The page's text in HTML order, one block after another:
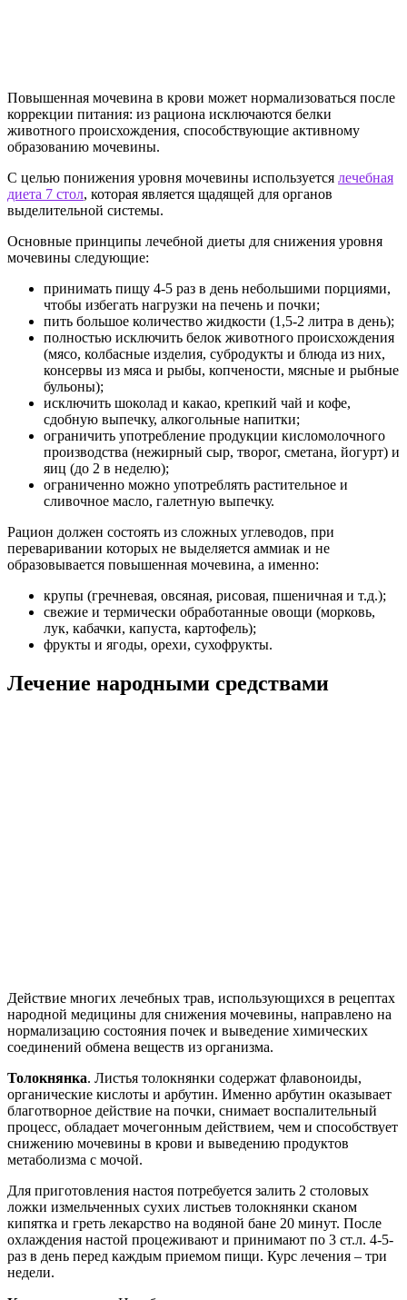
Повышенная мочевина в крови может нормализоваться после
коррекции питания: из рациона исключаются белки
животного происхождения, способствующие активному
образованию мочевины.
С целью понижения уровня мочевины используется лечебная
диета 7 стол, которая является щадящей для органов
выделительной системы.
Основные принципы лечебной диеты для снижения уровня
мочевины следующие:
принимать пищу 4-5 раз в день небольшими порциями,
чтобы избегать нагрузки на печень и почки;
пить большое количество жидкости (1,5-2 литра в день);
полностью исключить белок животного происхождения
(мясо, колбасные изделия, субродукты и блюда из них,
консервы из мяса и рыбы, копчености, мясные и рыбные
бульоны);
исключить шоколад и какао, крепкий чай и кофе,
сдобную выпечку, алкогольные напитки;
ограничить употребление продукции кисломолочного
производства (нежирный сыр, творог, сметана, йогурт) и
яиц (до 2 в неделю);
ограниченно можно употреблять растительное и
сливочное масло, галетную выпечку.
Рацион должен состоять из сложных углеводов, при
переваривании которых не выделяется аммиак и не
образовывается повышенная мочевина, а именно:
крупы (гречневая, овсяная, рисовая, пшеничная и т.д.);
свежие и термически обработанные овощи (морковь,
лук, кабачки, капуста, картофель);
фрукты и ягоды, орехи, сухофрукты.
Лечение народными средствами
Действие многих лечебных трав, использующихся в рецептах
народной медицины для снижения мочевины, направлено на
нормализацию состояния почек и выведение химических
соединений обмена веществ из организма.
Толокнянка. Листья толокнянки содержат флавоноиды,
органические кислоты и арбутин. Именно арбутин оказывает
благотворное действие на почки, снимает воспалительный
процесс, обладает мочегонным действием, чем и способствует
снижению мочевины в крови и выведению продуктов
метаболизма с мочой.
Для приготовления настоя потребуется залить 2 столовых
ложки измельченных сухих листьев толокнянки сканом
кипятка и греть лекарство на водяной бане 20 минут. После
охлаждения настой процеживают и принимают по 3 ст.л. 4-5-
раз в день перед каждым приемом пищи. Курс лечения – три
недели.